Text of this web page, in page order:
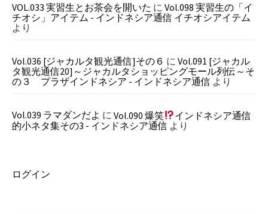
VOL.033 実習生とお茶会を開いた に Vol.098 実習生の「イ
チオシ」アイテム - インドネシア通信 イチオシアイテム
より
Vol.036 [ジャカルタ観光通信]その６ に Vol.091 [ジャカル
タ観光通信20]～ジャカルタショッピングモール列伝～そ
の３ プラザインドネシア - インドネシア通信 より
Vol.039 ラマダンだよ に Vol.090 爆笑
インドネシア通信
的小ネタ集その3 - インドネシア通信 より
ログイン